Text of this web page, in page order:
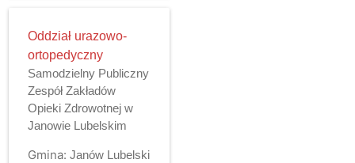
Oddział urazowo-
ortopedyczny
Samodzielny Publiczny
Zespół Zakładów
Opieki Zdrowotnej w
Janowie Lubelskim
Gmina: Janów Lubelski